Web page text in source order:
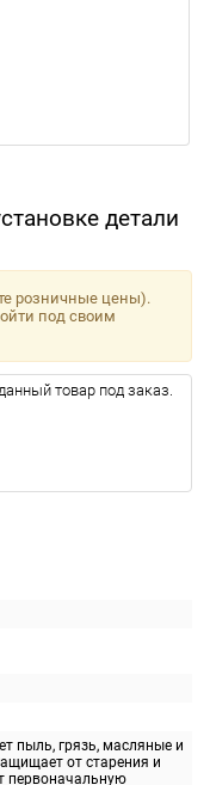
детали
пыль, грязь, масляные и
от старения и
первоначальную
розничные цены).
под своим
товар под заказ.